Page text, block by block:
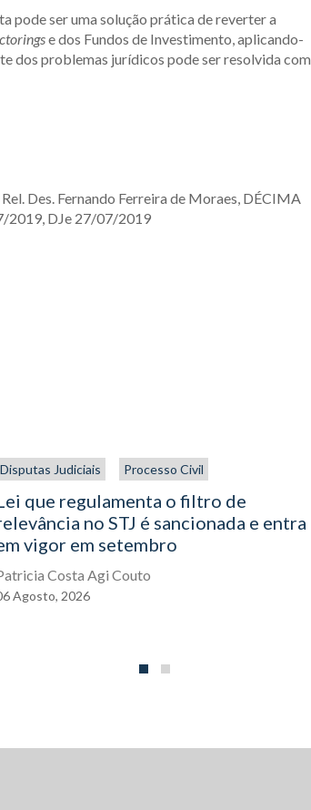
pode ser uma solução prática de reverter a
e dos Fundos de Investimento, aplicando-
dos problemas jurídicos pode ser resolvida com
Des. Fernando Ferreira de Moraes, DÉCIMA
2019, DJe 27/07/2019
Disputas Judiciais Processo Civil
que regulamenta o filtro de
no STJ é sancionada e entra
vigor em setembro
Costa Agi Couto
Agosto, 2026